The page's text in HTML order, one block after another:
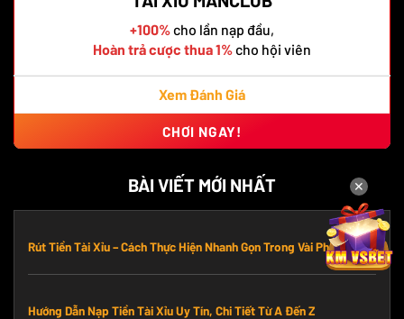
+100%cho lần nạp đầu,
Hoàn trả cược thua 1%cho hội viên
Xem Đánh Giá
CHƠI NGAY!
BÀI VIẾT MỚI NHẤT
Rút Tiền Tài Xỉu – Cách Thực Hiện Nhanh Gọn Trong Vài Phút
Hướng Dẫn Nạp Tiền Tài Xỉu Uy Tín, Chi Tiết Từ A Đến Z
✕